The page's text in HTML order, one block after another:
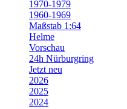
1970-1979
1960-1969
Maßstab 1:64
Helme
Vorschau
24h Nürburgring
Jetzt neu
2026
2025
2024